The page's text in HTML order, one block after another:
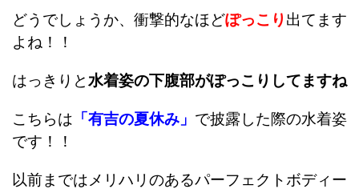
どうでしょうか、衝撃的なほどぽっこり 出てます
よね！！
はっきりと水着姿の下腹部がぽっこりしてますね
こちらは 「有吉の夏休み」 で披露した際の水着姿
です！！
以前まではメリハリのあるパーフェクトボディー